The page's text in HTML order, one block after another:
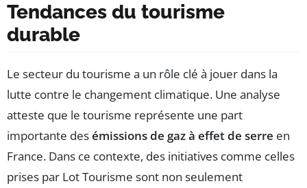
Tendances du tourisme
durable
Le secteur du tourisme a un rôle clé à jouer dans la
lutte contre le changement climatique. Une analyse
atteste que le tourisme représente une part
importante desémissions de gaz à effet de serre en
France. Dans ce contexte, des initiatives comme celles
prises par Lot Tourisme sont non seulement